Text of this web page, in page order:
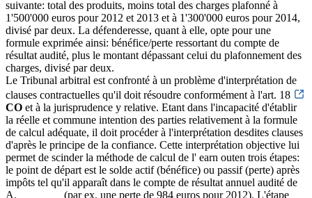
suivante: total des produits, moins total des charges plafonné à
1'500'000 euros pour 2012 et 2013 et à 1'300'000 euros pour 2014,
divisé par deux. La défenderesse, quant à elle, opte pour une
formule exprimée ainsi: bénéfice/perte ressortant du compte de
résultat audité, plus le montant dépassant celui du plafonnement des
charges, divisé par deux.
Le Tribunal arbitral est confronté à un problème d'interprétation de
clauses contractuelles qu'il doit résoudre conformément à l'art. 18
CO et à la jurisprudence y relative. Etant dans l'incapacité d'établir
la réelle et commune intention des parties relativement à la formule
de calcul adéquate, il doit procéder à l'interprétation desdites clauses
d'après le principe de la confiance. Cette interprétation objective lui
permet de scinder la méthode de calcul de l' earn outen trois étapes:
le point de départ est le solde actif (bénéfice) ou passif (perte) après
impôts tel qu'il apparaît dans le compte de résultat annuel audité de
A.________ (par ex. une perte de 984 euros pour 2012). L'étape